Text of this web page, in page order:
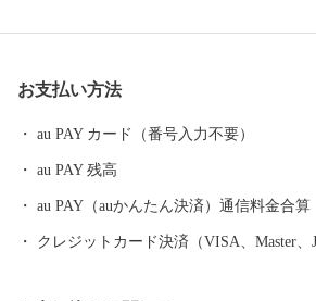
〈伝統野菜「徳田ねぎ」〉 伝統野菜である
年程前から作られ、生産農家が４０軒ほど
が少なく柔らかで、丸ごと食べられるのが
モチーフにして生まれたまちのマスコット
ちょ」も大人気です。 〈伝統芸能「伏屋の獅子芝居」〉 他の地域
お支払い方法
au PAY カード（番号入力不要）
au PAY 残高
au PAY（auかんたん決済）通信料金合算
クレジットカード決済（VISA、Master、